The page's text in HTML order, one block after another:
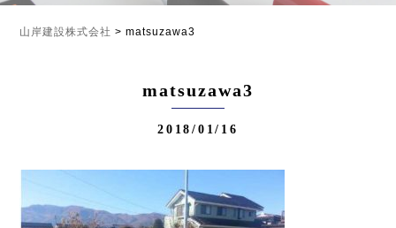
山岸建設株式会社 >matsuzawa3
matsuzawa3
2018/01/16